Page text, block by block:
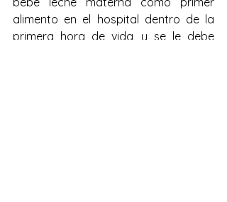
alimento en el hospital dentro de la
primera hora de vida, y se le debe